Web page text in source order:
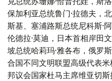
保加利亚总统鲁门·拉德夫，
斯基、塞浦路斯总统尼科斯·
伦德拉·莫迪，日本首相岸田
坡总统哈莉玛·雅各布，俄罗
合国不同文明联盟高级代表
邦议会国家杜马主席维亚切